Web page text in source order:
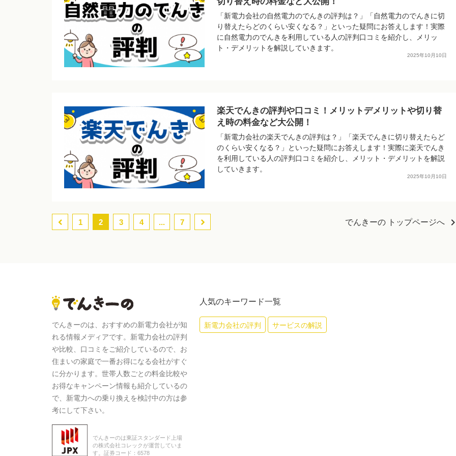
「新電力会社の自然電力のでんきの評判は？」「自然電力のでんきに切
り替えたらどのくらい安くなる？」といった疑問にお答えします！実際
に自然電力のでんきを利用している人の評判口コミを紹介し、メリッ
ト・デメリットを解説していきます。
2025年10月10日
楽天でんきの評判や口コミ！メリットデメリットや切り替
え時の料金など大公開！
「新電力会社の楽天でんきの評判は？」「楽天でんきに切り替えたらど
のくらい安くなる？」といった疑問にお答えします！実際に楽天でんき
を利用している人の評判口コミを紹介し、メリット・デメリットを解説
していきます。
2025年10月10日
1 2 3 4 ... 7 でんきーの トップページへ
でんきーのは、おすすめの新電力会社が知
れる情報メディアです。新電力会社の評判
や比較、口コミをご紹介しているので、お
住まいの家庭で一番お得になる会社がすぐ
に分かります。世帯人数ごとの料金比較や
お得なキャンペーン情報も紹介しているの
で、新電力への乗り換えを検討中の方は参
考にして下さい。
でんきーのは東証スタンダード上場
の株式会社コレックが運営していま
す。証券コード：6578
人気のキーワード一覧
新電力会社の評判 サービスの解説